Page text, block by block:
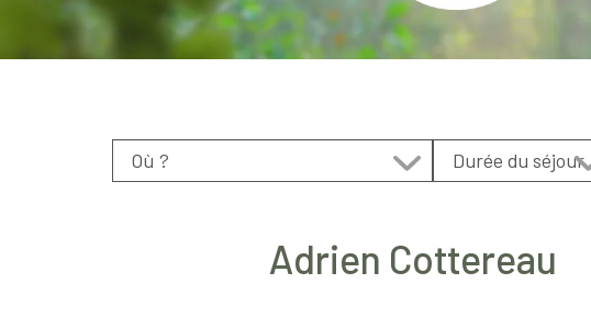
Adrien Cottereau